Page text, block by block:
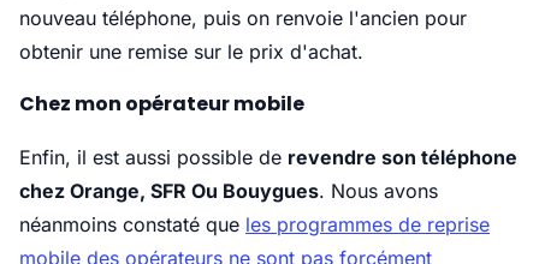
nouveau téléphone, puis on renvoie l'ancien pour
obtenir une remise sur le prix d'achat.
Chez mon opérateur mobile
Enfin, il est aussi possible de revendre son téléphone
chez Orange, SFR Ou Bouygues. Nous avons
néanmoins constaté que les programmes de reprise
mobile des opérateurs ne sont pas forcément